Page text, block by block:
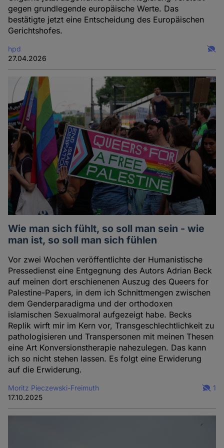
gegen grundlegende europäische Werte. Das
bestätigte jetzt eine Entscheidung des Europäischen
Gerichtshofes.
hpd
27.04.2026
Wie man sich fühlt, so soll man sein - wie
man ist, so soll man sich fühlen
Vor zwei Wochen veröffentlichte der Humanistische
Pressedienst eine Entgegnung des Autors Adrian Beck
auf meinen dort erschienenen Auszug des Queers for
Palestine-Papers, in dem ich Schnittmengen zwischen
dem Genderparadigma und der orthodoxen
islamischen Sexualmoral aufgezeigt habe. Becks
Replik wirft mir im Kern vor, Transgeschlechtlichkeit zu
pathologisieren und Transpersonen mit meinen Thesen
eine Art Konversionstherapie nahezulegen. Das kann
ich so nicht stehen lassen. Es folgt eine Erwiderung
auf die Erwiderung.
Moritz Pieczewski-Freimuth
17.10.2025
1